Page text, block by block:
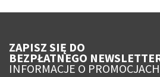
ZAPISZ SIĘ DO
BEZPŁATNEGO
INFORMACJE O